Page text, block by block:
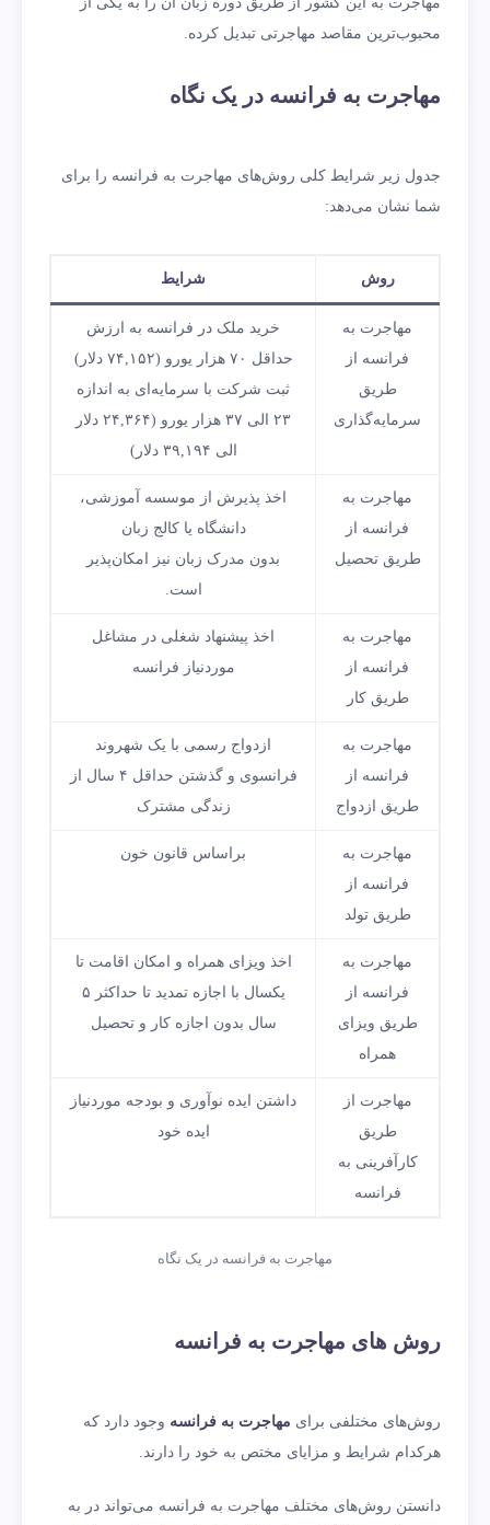
محبوب‌ترین مقاصد مهاجرتی تبدیل کرده.
مهاجرت به فرانسه در یک نگاه
جدول زیر شرایط کلی روش‌های مهاجرت به فرانسه را برای
شما نشان می‌دهد:
روش شرایط
مهاجرت به
فرانسه از
طریق
سرمایه‌گذاری
خرید ملک در فرانسه به ارزش
حداقل ۷۰ هزار یورو (۷۴,۱۵۲ دلار)
ثبت شرکت با سرمایه‌ای به اندازه
۲۳ الی ۳۷ هزار یورو (۲۴,۳۶۴ دلار
الی ۳۹,۱۹۴ دلار)
مهاجرت به
فرانسه از
طریق تحصیل
اخذ پذیرش از موسسه آموزشی،
دانشگاه یا کالج زبان
بدون مدرک زبان نیز امکان‌پذیر
است.
مهاجرت به
فرانسه از
طریق کار
اخذ پیشنهاد شغلی در مشاغل
موردنیاز فرانسه
مهاجرت به
فرانسه از
طریق ازدواج
ازدواج رسمی با یک شهروند
فرانسوی و گذشتن حداقل ۴ سال از
زندگی مشترک
مهاجرت به
فرانسه از
طریق تولد
براساس قانون خون
مهاجرت به
فرانسه از
طریق ویزای
همراه
اخذ ویزای همراه و امکان اقامت تا
یکسال با اجازه تمدید تا حداکثر ۵
سال بدون اجازه کار و تحصیل
مهاجرت از
طریق
کارآفرینی به
فرانسه
داشتن ایده نوآوری و بودجه موردنیاز
ایده خود
مهاجرت به فرانسه در یک نگاه
روش‌‌ های مهاجرت به فرانسه
روش‌های مختلفی برای مهاجرت به فرانسه وجود دارد که
هرکدام شرایط و مزایای مختص به خود را دارند.
دانستن روش‌های مختلف مهاجرت به فرانسه می‌تواند در به